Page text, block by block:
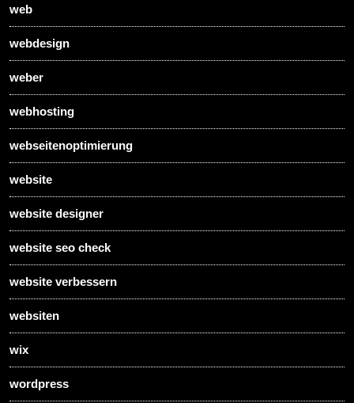
web
webdesign
weber
webhosting
webseitenoptimierung
website
website designer
website seo check
website verbessern
websiten
wix
wordpress